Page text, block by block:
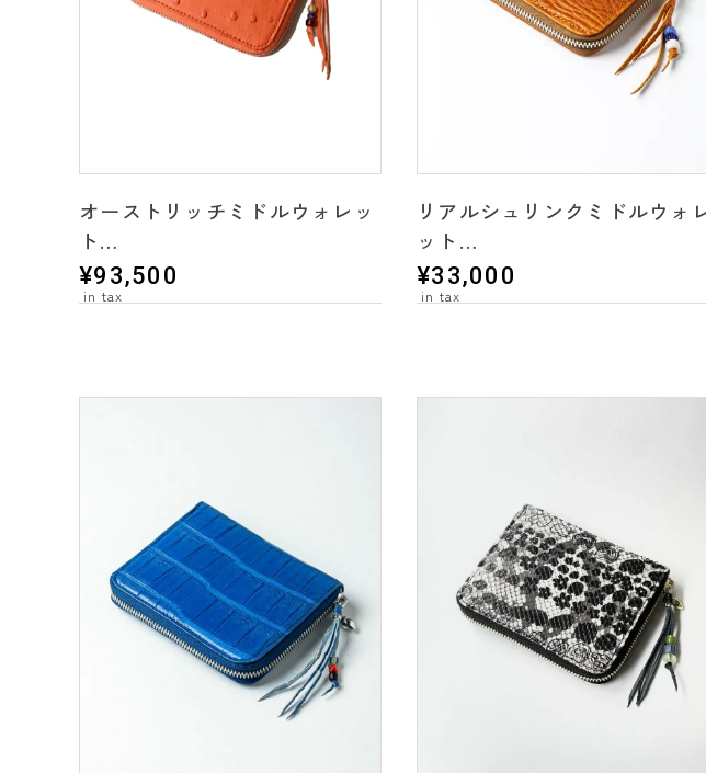
オーストリッチミドルウォレッ
ト
＊2 color's
¥93,500
リアルシュリンクミドルウォ
ット
＊3 color's
¥33,000